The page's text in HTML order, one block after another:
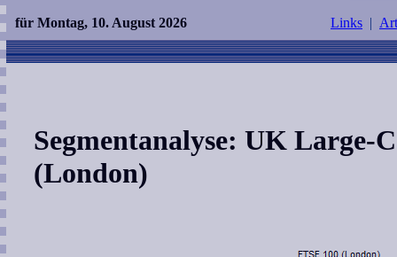
für Montag, 10. August 2026 Links |
Segmentanalyse: UK Large-
(London)